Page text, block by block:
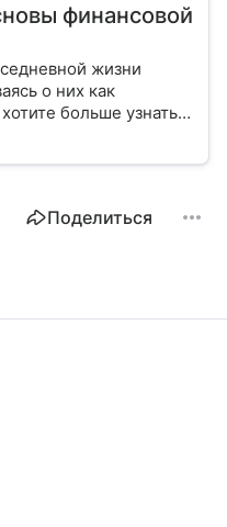
финансовой
жизни
о них как
больше узнать
и его функциях,
Поделиться